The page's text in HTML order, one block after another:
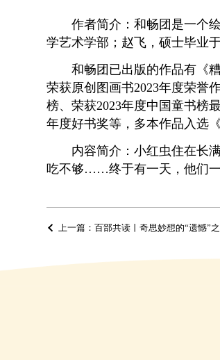
作者简介：和畅团是一个
学艺术学部；赵飞，硕士毕业
和畅团已出版的作品有《
荣获原创图画书2023年度荣誉
榜、荣获2023年度中国童书榜
年度好书奖等，多本作品入选
内容简介：小红虫住在长
吃不够……终于有一天，他们
上一篇：百部共读丨奇思妙想的“遗憾”